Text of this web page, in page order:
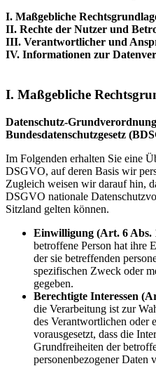
I. Maßgebliche
II. Rechte der Nutzer und
III. Verantwortlicher und
IV. Informationen zur
I. Maßgebliche
Datenschutz-
Bundesdatenschutzgesetz
Im Folgenden erhalten Sie eine
DSGVO, auf deren Basis wir
Zugleich weisen wir darauf hin,
DSGVO nationale
Sitzland gelten können.
Einwilligung (Art. 6 Abs.
betroffene Person hat ihre
der sie betreffenden
spezifischen Zweck oder
gegeben.
Berechtigte Interessen
die Verarbeitung ist zur
des Verantwortlichen oder
vorausgesetzt, dass die
Grundfreiheiten der
personenbezogener Daten